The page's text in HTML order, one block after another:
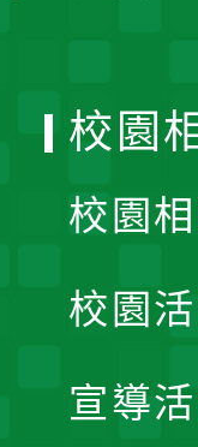
校園
校園
校園
宣導